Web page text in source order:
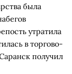
была
утратила
в торгово-
получил